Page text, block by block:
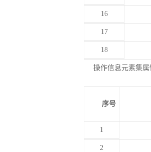
16
17
18
操作信息元素集
序号
1
2